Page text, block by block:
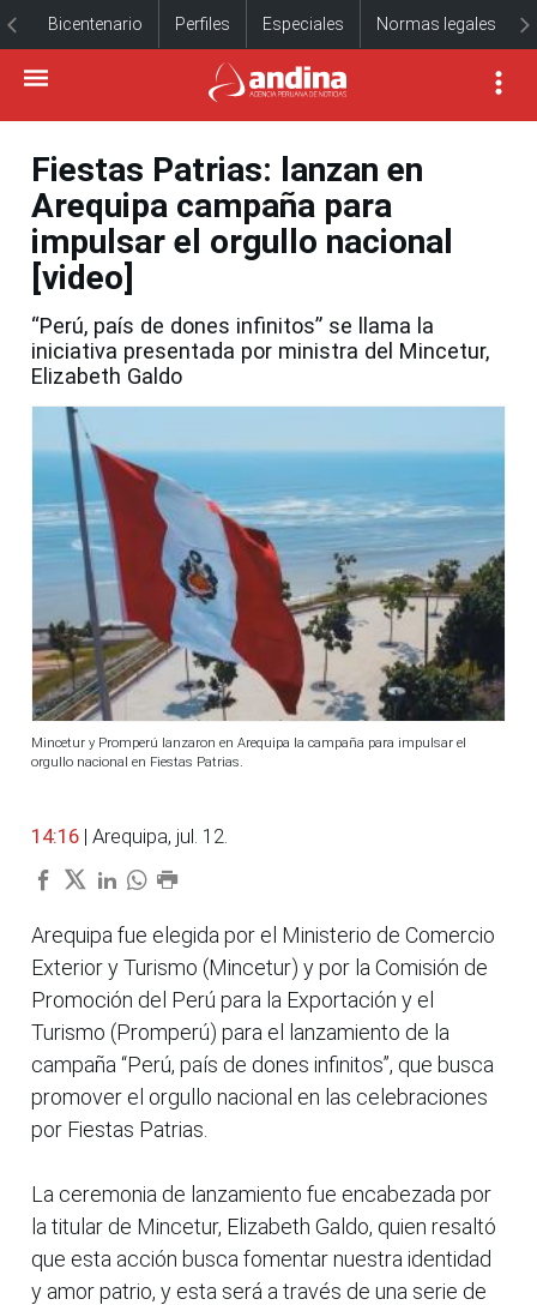
Bicentenario Perfiles Especiales Normas legales
Fiestas Patrias: lanzan en
Arequipa campaña para
impulsar el orgullo nacional
[video]
“Perú, país de dones infinitos” se llama la
iniciativa presentada por ministra del Mincetur,
Elizabeth Galdo
Mincetur y Promperú lanzaron en Arequipa la campaña para impulsar el
orgullo nacional en Fiestas Patrias.
14:16 | Arequipa, jul. 12.
Arequipa fue elegida por el Ministerio de Comercio
Exterior y Turismo (Mincetur) y por la Comisión de
Promoción del Perú para la Exportación y el
Turismo (Promperú) para el lanzamiento de la
campaña “Perú, país de dones infinitos”, que busca
promover el orgullo nacional en las celebraciones
por Fiestas Patrias.
La ceremonia de lanzamiento fue encabezada por
la titular de Mincetur, Elizabeth Galdo, quien resaltó
que esta acción busca fomentar nuestra identidad
y amor patrio, y esta será a través de una serie de